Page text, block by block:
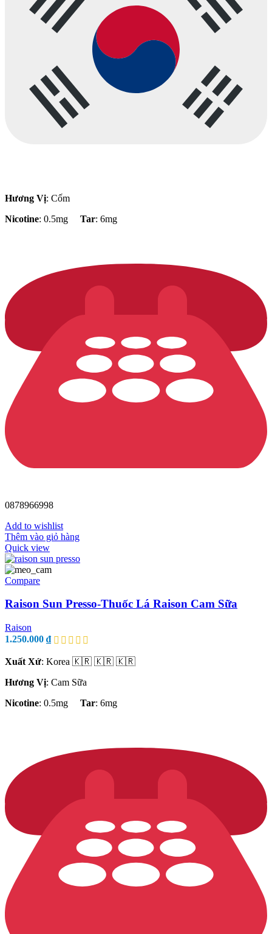
Hương Vị: Cốm
Nicotine: 0.5mg Tar: 6mg
0878966998
Add to wishlist
Thêm vào giỏ hàng
Quick view
Compare
Raison Sun Presso-Thuốc Lá Raison Cam Sữa
Raison
1.250.000 ₫
Xuất Xứ: Korea 🇰🇷 🇰🇷 🇰🇷
Hương Vị: Cam Sữa
Nicotine: 0.5mg Tar: 6mg